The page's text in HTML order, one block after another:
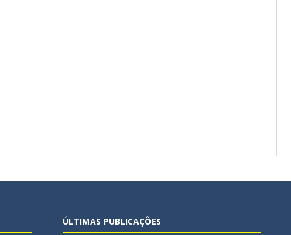
ÚLTIMAS PUBLICAÇÕES